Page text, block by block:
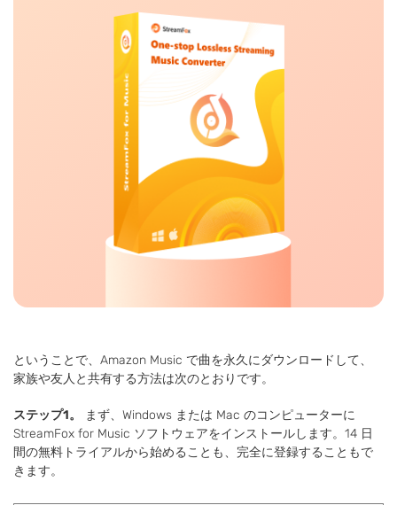
ということで、Amazon Music で曲を永久にダウンロードして、
家族や友人と共有する方法は次のとおりです。
ステップ1。
まず、Windows または Mac のコンピューターに
StreamFox for Music ソフトウェアをインストールします。14 日
間の無料トライアルから始めることも、完全に登録することもで
きます。